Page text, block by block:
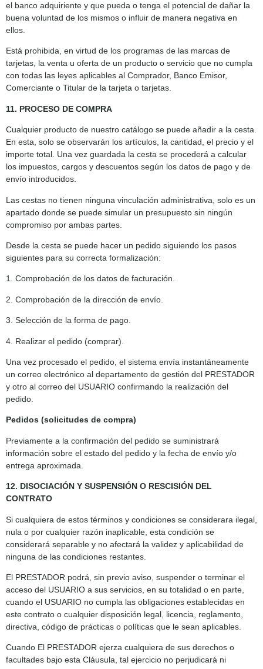
el banco adquiriente y que pueda o tenga el potencial de dañar la
buena voluntad de los mismos o influir de manera negativa en
ellos.
Está prohibida, en virtud de los programas de las marcas de
tarjetas, la venta u oferta de un producto o servicio que no cumpla
con todas las leyes aplicables al Comprador, Banco Emisor,
Comerciante o Titular de la tarjeta o tarjetas.
11. PROCESO DE COMPRA
Cualquier producto de nuestro catálogo se puede añadir a la cesta.
En esta, solo se observarán los artículos, la cantidad, el precio y el
importe total. Una vez guardada la cesta se procederá a calcular
los impuestos, cargos y descuentos según los datos de pago y de
envío introducidos.
Las cestas no tienen ninguna vinculación administrativa, solo es un
apartado donde se puede simular un presupuesto sin ningún
compromiso por ambas partes.
Desde la cesta se puede hacer un pedido siguiendo los pasos
siguientes para su correcta formalización:
1. Comprobación de los datos de facturación.
2. Comprobación de la dirección de envío.
3. Selección de la forma de pago.
4. Realizar el pedido (comprar).
Una vez procesado el pedido, el sistema envía instantáneamente
un correo electrónico al departamento de gestión del PRESTADOR
y otro al correo del USUARIO confirmando la realización del
pedido.
Pedidos (solicitudes de compra)
Previamente a la confirmación del pedido se suministrará
información sobre el estado del pedido y la fecha de envío y/o
entrega aproximada.
12. DISOCIACIÓN Y SUSPENSIÓN O RESCISIÓN DEL
CONTRATO
Si cualquiera de estos términos y condiciones se considerara ilegal,
nula o por cualquier razón inaplicable, esta condición se
considerará separable y no afectará la validez y aplicabilidad de
ninguna de las condiciones restantes.
El PRESTADOR podrá, sin previo aviso, suspender o terminar el
acceso del USUARIO a sus servicios, en su totalidad o en parte,
cuando el USUARIO no cumpla las obligaciones establecidas en
este contrato o cualquier disposición legal, licencia, reglamento,
directiva, código de prácticas o políticas que le sean aplicables.
Cuando El PRESTADOR ejerza cualquiera de sus derechos o
facultades bajo esta Cláusula, tal ejercicio no perjudicará ni